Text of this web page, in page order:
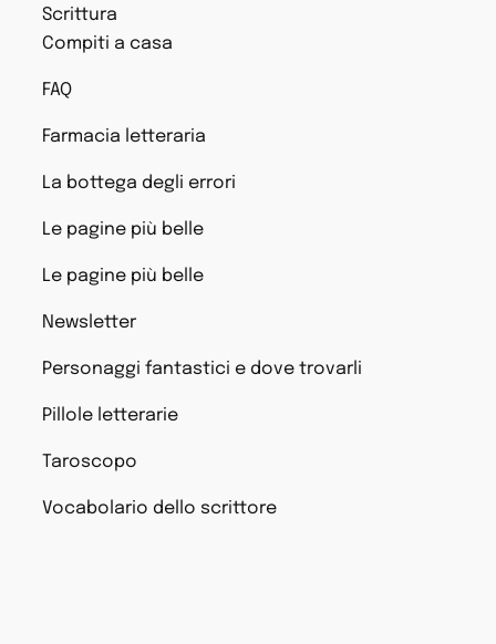
Scrittura
Compiti a casa
FAQ
Farmacia letteraria
La bottega degli errori
Le pagine più belle
Le pagine più belle
Newsletter
Personaggi fantastici e dove trovarli
Pillole letterarie
Taroscopo
Vocabolario dello scrittore